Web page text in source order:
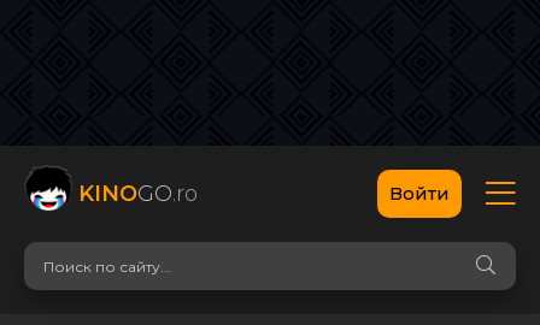
KINOGO.ro Войти